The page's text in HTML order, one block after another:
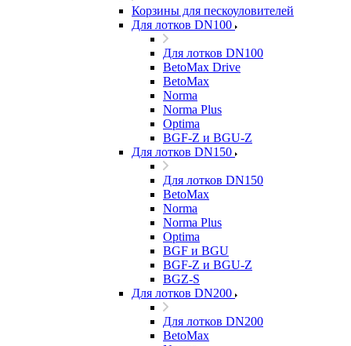
Корзины для пескоуловителей
Для лотков DN100
Для лотков DN100
BetoMax Drive
BetoMax
Norma
Norma Plus
Optima
BGF-Z и BGU-Z
Для лотков DN150
Для лотков DN150
BetoMax
Norma
Norma Plus
Optima
BGF и BGU
BGF-Z и BGU-Z
BGZ-S
Для лотков DN200
Для лотков DN200
BetoMax